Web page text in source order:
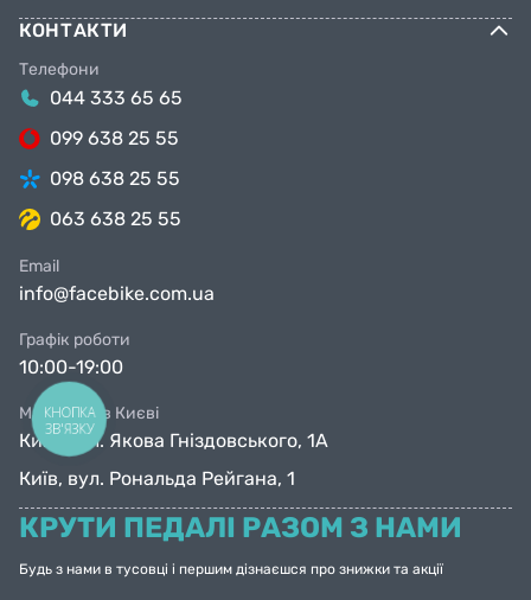
КОНТАКТИ
Телефони
044 333 65 65
099 638 25 55
098 638 25 55
063 638 25 55
Email
info@facebike.com.ua
Графік роботи
10:00-19:00
Магазини в Києві
Київ, вул. Якова Гніздовського, 1А
Київ, вул. Рональда Рейгана, 1
КРУТИ ПЕДАЛІ РАЗОМ З НАМИ
Будь з нами в тусовці і першим дізнаєшся про знижки та акції
КНОПКА
ЗВ'ЯЗКУ